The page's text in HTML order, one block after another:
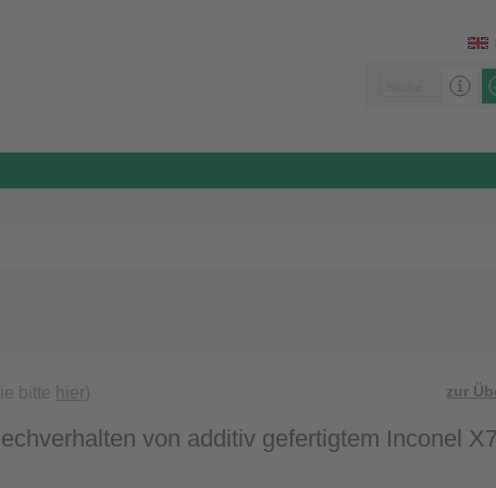
bitte hier) zur
von additiv gefertigtem Inconel